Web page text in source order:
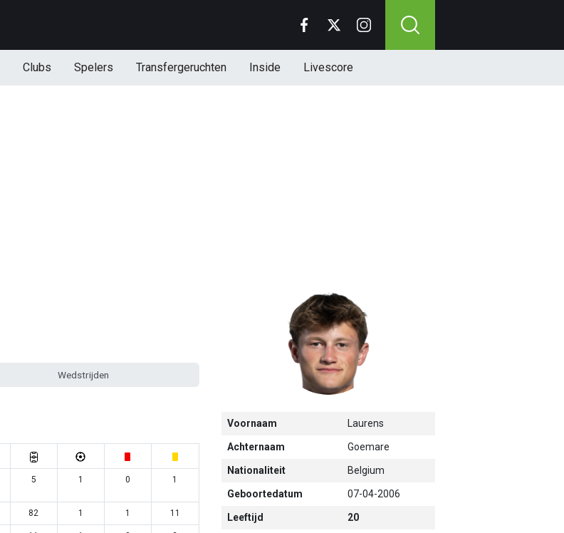
Clubs Spelers Transfergeruchten Inside Livescore
Wedstrijden
5 1 0 1
82 1 1 11
Voornaam Laurens
Achternaam Goemare
Nationaliteit Belgium
Geboortedatum 07-04-2006
Leeftijd 20